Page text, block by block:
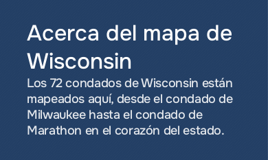
Acerca del mapa de
Wisconsin
Los 72 condados de Wisconsin están
mapeados aquí, desde el condado de
Milwaukee hasta el condado de
Marathon en el corazón del estado.